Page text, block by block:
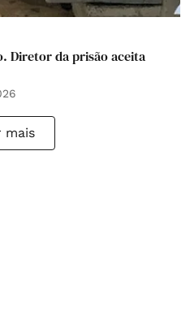
Diretor da prisão aceita
mais